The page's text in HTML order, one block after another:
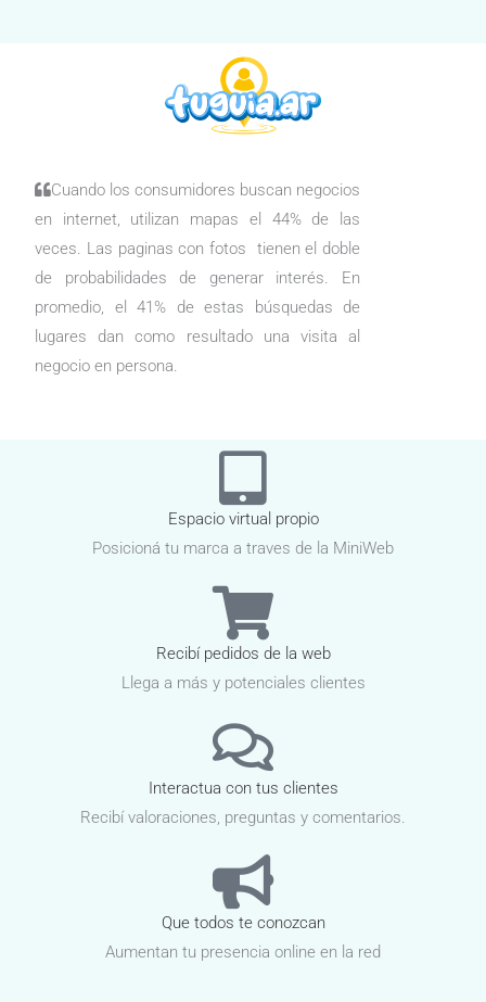
Cuando los consumidores buscan negocios
en internet, utilizan mapas el 44% de las
veces. Las paginas con fotos tienen el doble
de probabilidades de generar interés. En
promedio, el 41% de estas búsquedas de
lugares dan como resultado una visita al
negocio en persona.
Espacio virtual propio
Posicioná tu marca a traves de la MiniWeb
Recibí pedidos de la web
Llega a más y potenciales clientes
Interactua con tus clientes
Recibí valoraciones, preguntas y comentarios.
Que todos te conozcan
Aumentan tu presencia online en la red